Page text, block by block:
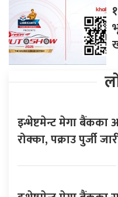
इन्भेष्टमेन्ट मेगा बैंकका
रोक्का, पक्राउ पुर्जी